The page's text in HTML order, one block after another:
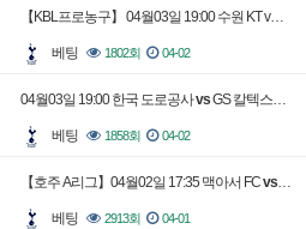
【KBL프로농구】 04월03일 19:00 수원 KT v…
베팅 1802회 04-02
04월03일 19:00 한국 도로공사vsGS 칼텍스…
베팅 1858회 04-02
【호주 A리그】04월02일 17:35 맥아서 FCvs…
베팅 2913회 04-01